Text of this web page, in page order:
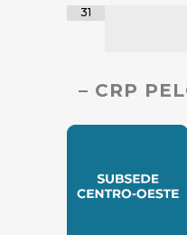
31
– CRP